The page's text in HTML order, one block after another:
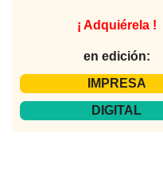
¡ Adquiérela !
en edición:
IMPRESA
DIGITAL